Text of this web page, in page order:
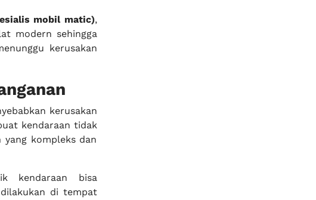
mobil matic),
modern sehingga
kerusakan
kerusakan
kendaraan tidak
kompleks dan
kendaraan bisa
di tempat